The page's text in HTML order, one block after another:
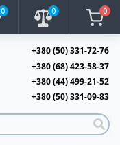
0 0 0
+380 (50) 331-72-76
+380 (68) 423-58-37
+380 (44) 499-21-52
+380 (50) 331-09-83